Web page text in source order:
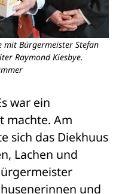
mit Bürgermeister Stefan
Raymond Kiesbye.
war ein
machte. Am
sich das Diekhuus
Lachen und
und